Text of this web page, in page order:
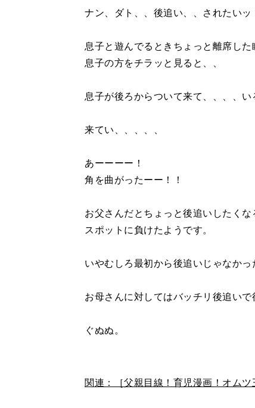
ナン、ダト、、後追い、、されたいッ
息子と遊んでるときちょっと離席し
息子の方をチラッと見ると、、
息子が後ろからついて来て、、、、い
来てい、、、、、
あーーーー！
角を曲がったーー！！
お父さんだとちょっと後追いしたく
スポットに負けたようです。
いやむしろ最初から後追いじゃなかっ
お母さんに対してはバッチリ後追いで
ぐぬぬ。
関連：［父親目線！育児漫画！オム